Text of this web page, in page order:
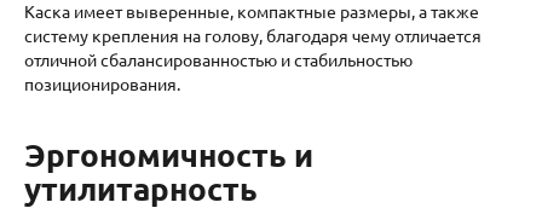
Каска имеет выверенные, компактные размеры, а также
систему крепления на голову, благодаря чему отличается
отличной сбалансированностью и стабильностью
позиционирования.
Эргономичность и
утилитарность